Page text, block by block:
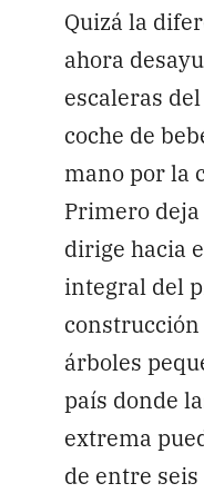
Quizá la
ahora
escaleras
coche de
mano por la
Primero deja
dirige hacia
integral del
árboles
país donde
extrema
de entre